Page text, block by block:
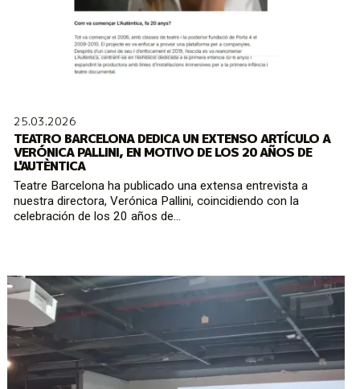
25.03.2026
TEATRO BARCELONA DEDICA UN EXTENSO ARTÍCULO A
VERÓNICA PALLINI, EN MOTIVO DE LOS 20 AÑOS DE
L'AUTÈNTICA
Teatre Barcelona ha publicado una extensa entrevista a
nuestra directora, Verónica Pallini, coincidiendo con la
celebración de los 20 años de...